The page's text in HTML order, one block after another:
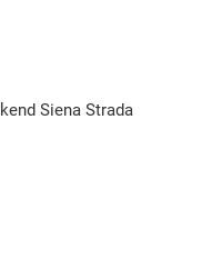
Siena Strada